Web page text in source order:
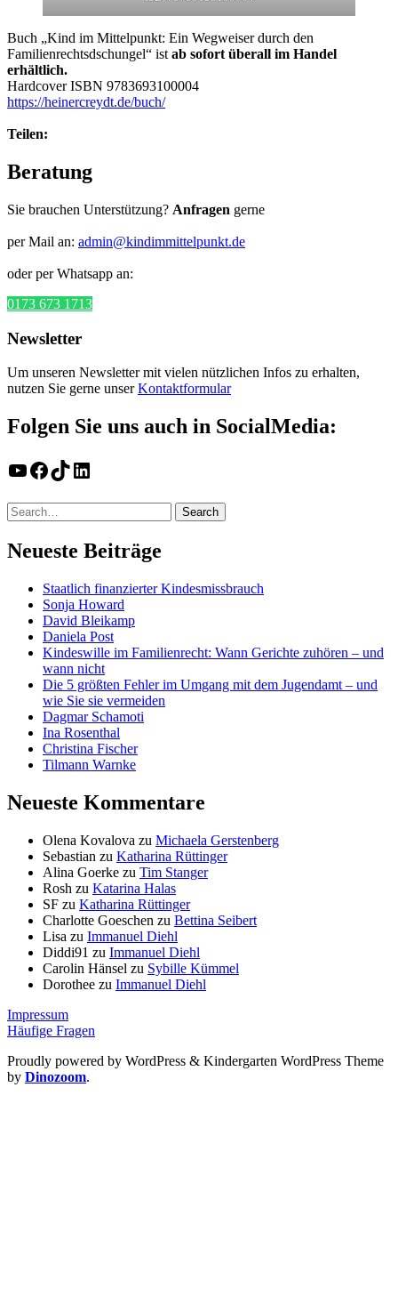
Buch „Kind im Mittelpunkt: Ein Wegweiser durch den
Familienrechtsdschungel“ ist ab sofort überall im Handel
erhältlich.
Hardcover ISBN 9783693100004
https://heinercreydt.de/buch/
Teilen:
Beratung
Sie brauchen Unterstützung? Anfragen gerne
per Mail an: admin@kindimmittelpunkt.de
oder per Whatsapp an:
0173 673 1713
Newsletter
Um unseren Newsletter mit vielen nützlichen Infos zu erhalten,
nutzen Sie gerne unserKontaktformular
Folgen Sie uns auch in SocialMedia:
YouTube
Facebook
TikTokLinkedIn
Neueste Beiträge
Staatlich finanzierter Kindesmissbrauch
Sonja Howard
David Bleikamp
Daniela Post
Kindeswille im Familienrecht: Wann Gerichte zuhören – und
wann nicht
Die 5 größten Fehler im Umgang mit dem Jugendamt – und
wie Sie sie vermeiden
Dagmar Schamoti
Ina Rosenthal
Christina Fischer
Tilmann Warnke
Neueste Kommentare
Olena Kovalova zu Michaela Gerstenberg
Sebastian zu Katharina Rüttinger
Alina Goerke zu Tim Stanger
Rosh zu Katarina Halas
SF zu Katharina Rüttinger
Charlotte Goeschen zu Bettina Seibert
Lisa zu Immanuel Diehl
Diddi91 zu Immanuel Diehl
Carolin Hänsel zu Sybille Kümmel
Dorothee zu Immanuel Diehl
Impressum
Häufige Fragen
Proudly powered by WordPress & Kindergarten WordPress Theme
by Dinozoom.